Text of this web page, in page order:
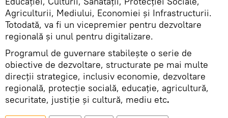
Agriculturii, Mediului, Economiei și Infrastructurii.
Totodată, va fi un vicepremier pentru dezvoltare
regională și unul pentru digitalizare.
Programul de guvernare stabilește o serie de
obiective de dezvoltare, structurate pe mai multe
direcții strategice, inclusiv economie, dezvoltare
regională, protecție socială, educație, agricultură,
securitate, justiție și cultură, mediu etc.